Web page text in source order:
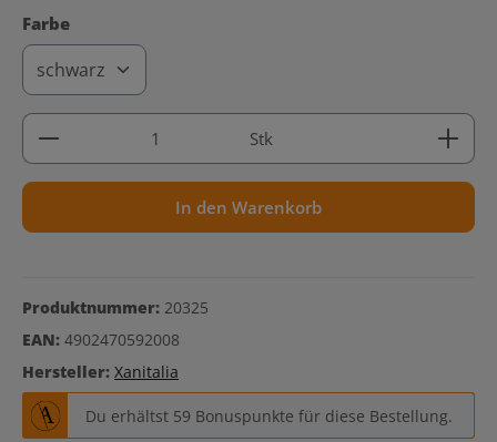
Farbeauswählen
Produkt Anzahl: Gib den gewünschten Wert ein
Stk
In den Warenkorb
Produktnummer: 20325
EAN: 4902470592008
Hersteller: Xanitalia
Du erhältst 59 Bonuspunkte für diese Bestellung.